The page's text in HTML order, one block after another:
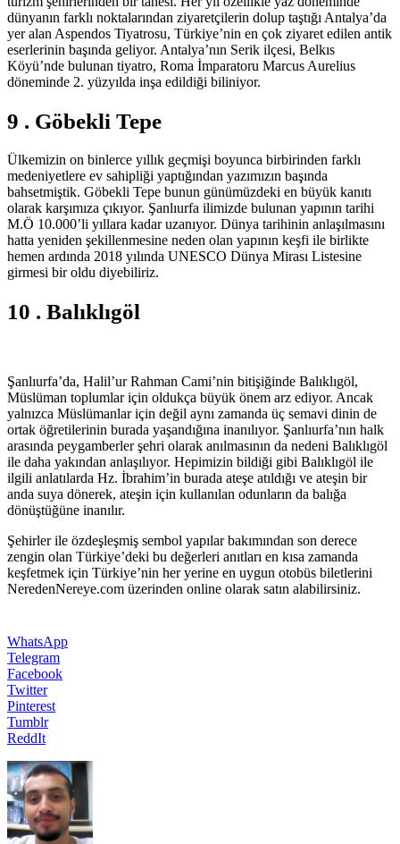
dünyanın farklı noktalarından ziyaretçilerin dolup taştığı Antalya’da
yer alan Aspendos Tiyatrosu, Türkiye’nin en çok ziyaret edilen antik
eserlerinin başında geliyor. Antalya’nın Serik ilçesi, Belkıs
Köyü’nde bulunan tiyatro, Roma İmparatoru Marcus Aurelius
döneminde 2. yüzyılda inşa edildiği biliniyor.
9 . Göbekli Tepe
Ülkemizin on binlerce yıllık geçmişi boyunca birbirinden farklı
medeniyetlere ev sahipliği yaptığından yazımızın başında
bahsetmiştik. Göbekli Tepe bunun günümüzdeki en büyük kanıtı
olarak karşımıza çıkıyor. Şanlıurfa ilimizde bulunan yapının tarihi
M.Ö 10.000’li yıllara kadar uzanıyor. Dünya tarihinin anlaşılmasını
hatta yeniden şekillenmesine neden olan yapının keşfi ile birlikte
hemen ardında 2018 yılında UNESCO Dünya Mirası Listesine
girmesi bir oldu diyebiliriz.
10 . Balıklıgöl
Şanlıurfa’da, Halil’ur Rahman Cami’nin bitişiğinde Balıklıgöl,
Müslüman toplumlar için oldukça büyük önem arz ediyor. Ancak
yalnızca Müslümanlar için değil aynı zamanda üç semavi dinin de
ortak öğretilerinin burada yaşandığına inanılıyor. Şanlıurfa’nın halk
arasında peygamberler şehri olarak anılmasının da nedeni Balıklıgöl
ile daha yakından anlaşılıyor. Hepimizin bildiği gibi Balıklıgöl ile
ilgili anlatılarda Hz. İbrahim’in burada ateşe atıldığı ve ateşin bir
anda suya dönerek, ateşin için kullanılan odunların da balığa
dönüştüğüne inanılır.
Şehirler ile özdeşleşmiş sembol yapılar bakımından son derece
zengin olan Türkiye’deki bu değerleri anıtları en kısa zamanda
keşfetmek için Türkiye’nin her yerine en uygun otobüs biletlerini
NeredenNereye.com üzerinden online olarak satın alabilirsiniz.
WhatsApp
Telegram
Facebook
Twitter
Pinterest
Tumblr
ReddIt